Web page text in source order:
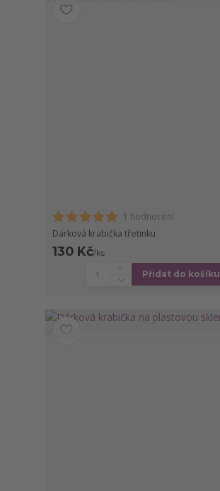
1 hodnocení
Dárková krabička třetinku
130 Kč/ks
Přidat do košíku